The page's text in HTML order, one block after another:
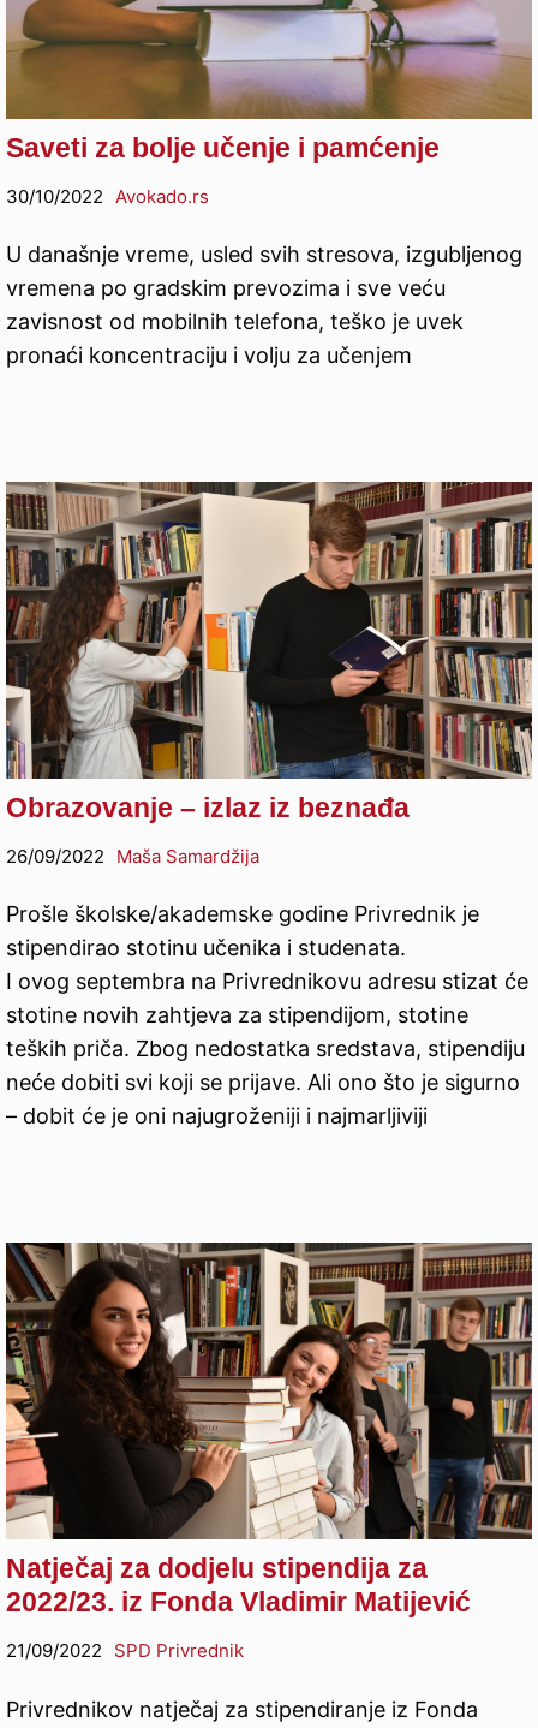
Saveti za bolje učenje i pamćenje
30/10/2022 Avokado.rs
U današnje vreme, usled svih stresova, izgubljenog
vremena po gradskim prevozima i sve veću
zavisnost od mobilnih telefona, teško je uvek
pronaći koncentraciju i volju za učenjem
Obrazovanje – izlaz iz beznađa
26/09/2022 Maša Samardžija
Prošle školske/akademske godine Privrednik je
stipendirao stotinu učenika i studenata.
I ovog septembra na Privrednikovu adresu stizat će
stotine novih zahtjeva za stipendijom, stotine
teških priča. Zbog nedostatka sredstava, stipendiju
neće dobiti svi koji se prijave. Ali ono što je sigurno
– dobit će je oni najugroženiji i najmarljiviji
Natječaj za dodjelu stipendija za
2022/23. iz Fonda Vladimir Matijević
21/09/2022 SPD Privrednik
Privrednikov natječaj za stipendiranje iz Fonda